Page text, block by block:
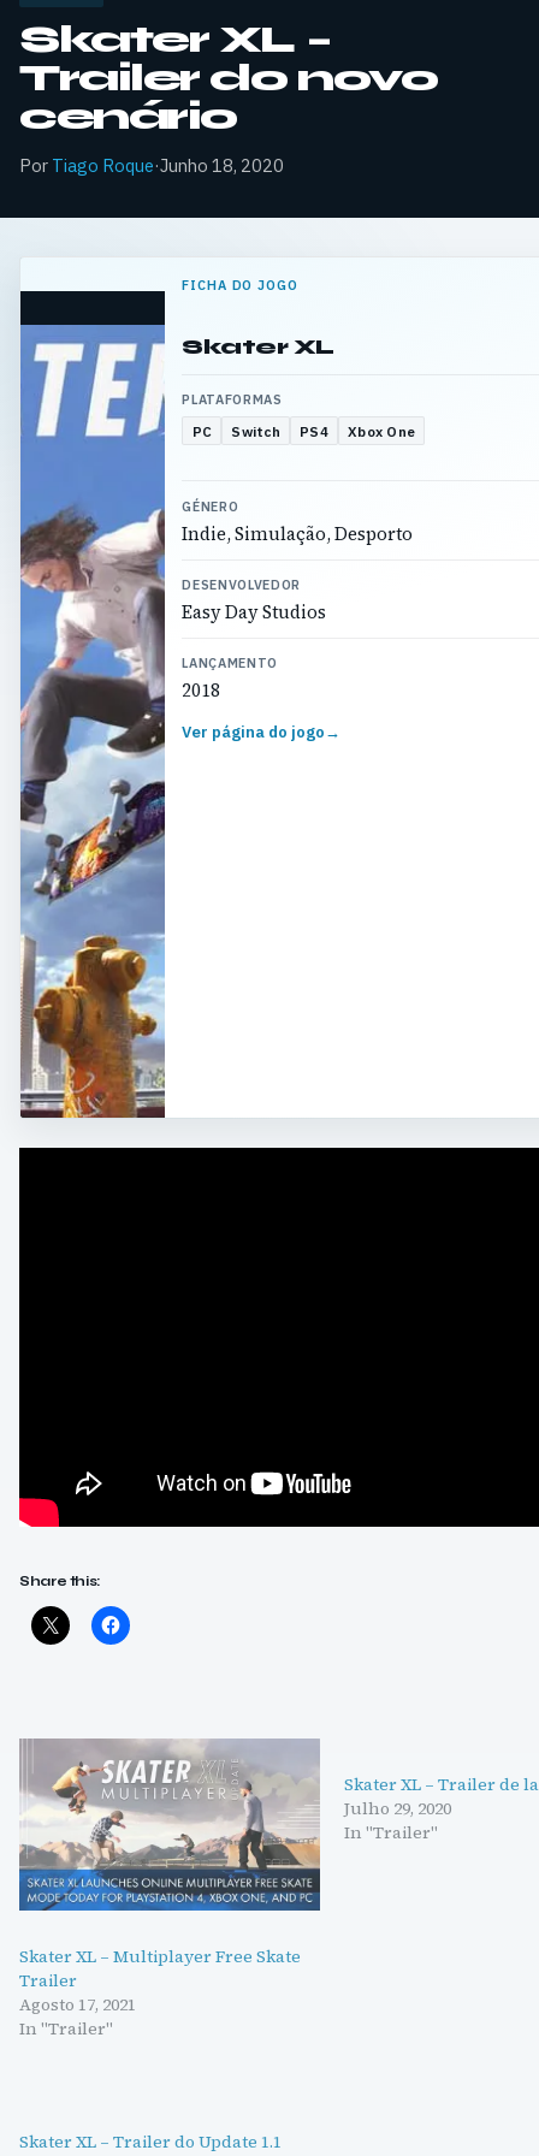
Skater XL –
Trailer do novo
cenário
Por Tiago Roque·Junho 18, 2020
FICHA DO JOGO
Skater XL
PLATAFORMAS
PC Switch PS4 Xbox One
GÉNERO
Indie, Simulação, Desporto
DESENVOLVEDOR
Easy Day Studios
LANÇAMENTO
2018
Ver página do jogo→
Share this:
Skater XL – Multiplayer Free Skate
Trailer
Agosto 17, 2021
In "Trailer"
Skater XL – Trailer de
Julho 29, 2020
In "Trailer"
Skater XL – Trailer do Update 1.1